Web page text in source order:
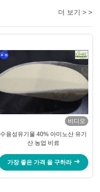
더 보기 > >
비디오
수용성유기물 40% 아미노산 유기
산 농업 비료
가장 좋은 가격 을 구하라